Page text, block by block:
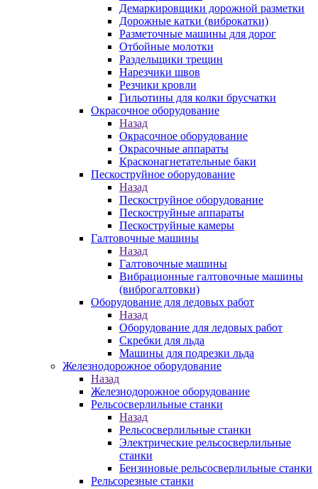
Демаркировщики дорожной разметки
Дорожные катки (виброкатки)
Разметочные машины для дорог
Отбойные молотки
Раздельщики трещин
Нарезчики швов
Резчики кровли
Гильотины для колки брусчатки
Окрасочное оборудование
Назад
Окрасочное оборудование
Окрасочные аппараты
Красконагнетательные баки
Пескоструйное оборудование
Назад
Пескоструйное оборудование
Пескоструйные аппараты
Пескоструйные камеры
Галтовочные машины
Назад
Галтовочные машины
Вибрационные галтовочные машины
(виброгалтовки)
Оборудование для ледовых работ
Назад
Оборудование для ледовых работ
Скребки для льда
Машины для подрезки льда
Железнодорожное оборудование
Назад
Железнодорожное оборудование
Рельсосверлильные станки
Назад
Рельсосверлильные станки
Электрические рельсосверлильные
станки
Бензиновые рельсосверлильные станки
Рельсорезные станки